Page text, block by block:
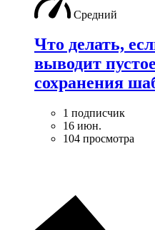
Средний
Что делать,
выводит
сохранения
1 подписчик
16 июн.
104 просмотра